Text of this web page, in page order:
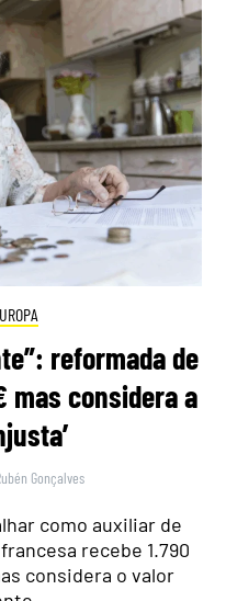
reformada de
mas considera a
Gonçalves
como auxiliar de
recebe 1.790
considera o valor